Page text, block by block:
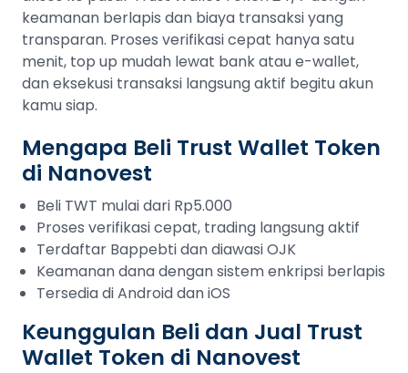
keamanan berlapis dan biaya transaksi yang
transparan. Proses verifikasi cepat hanya satu
menit, top up mudah lewat bank atau e-wallet,
dan eksekusi transaksi langsung aktif begitu akun
kamu siap.
Mengapa Beli Trust Wallet Token
di Nanovest
Beli TWT mulai dari Rp5.000
Proses verifikasi cepat, trading langsung aktif
Terdaftar Bappebti dan diawasi OJK
Keamanan dana dengan sistem enkripsi berlapis
Tersedia di Android dan iOS
Keunggulan Beli dan Jual Trust
Wallet Token di Nanovest